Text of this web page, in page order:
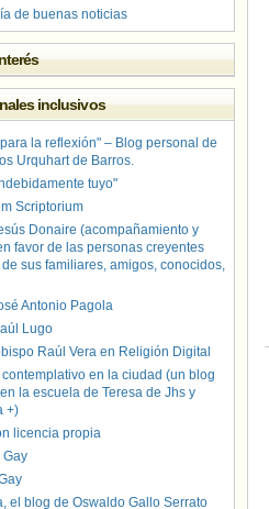
de buenas noticias
inclusivos
la reflexión" – Blog personal de
Urquhart de Barros.
tuyo"
Scriptorium
Donaire (acompañamiento y
favor de las personas creyentes
de sus familiares, amigos, conocidos,
Antonio Pagola
Lugo
Raúl Vera en Religión Digital
en la ciudad (un blog
la escuela de Teresa de Jhs y
+)
licencia propia
Gay
el blog de Oswaldo Gallo Serrato